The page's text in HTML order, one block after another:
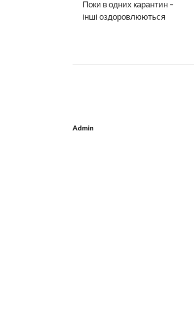
Поки в одних карантин –
інші оздоровлюються
Admin